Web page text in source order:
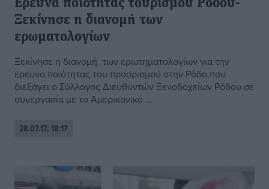
Έρευνα ποιότητας τουρισμού Ρόδου-
Ξεκίνησε η διανομή των
ερωματολογίων
Ξεκίνησε η διανομή των ερωτηματολογίων για την
έρευνα ποιότητας του προορισμού στην Ρόδο,που
διεξάγει ο Σύλλογος Διευθυντών Ξενοδοχείων Ρόδου σε
συνεργασία με το Αμερικανικό ...
28.07.17, 18:17